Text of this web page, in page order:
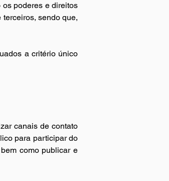
poderes e direitos
sendo que,
a critério único
canais de contato
para participar do
como publicar e